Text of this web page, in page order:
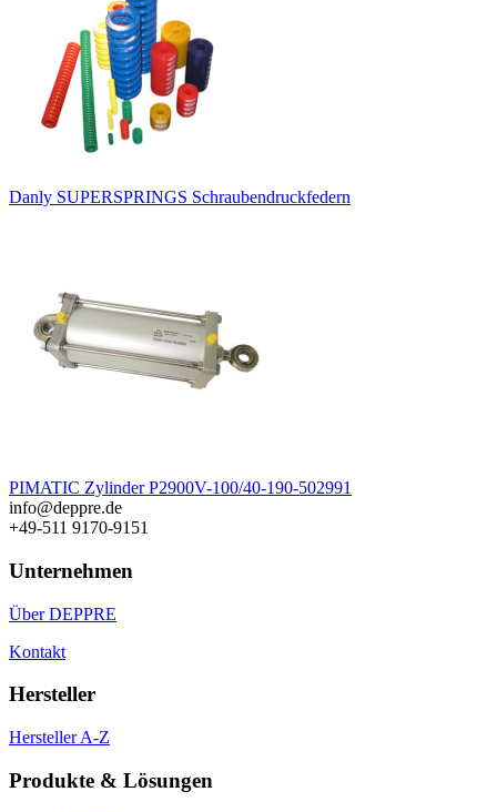
Danly SUPERSPRINGS Schraubendruckfedern
PIMATIC Zylinder P2900V-100/40-190-502991
info@deppre.de
+49-511 9170-9151
Unternehmen
Über DEPPRE
Kontakt
Hersteller
Hersteller A-Z
Produkte & Lösungen